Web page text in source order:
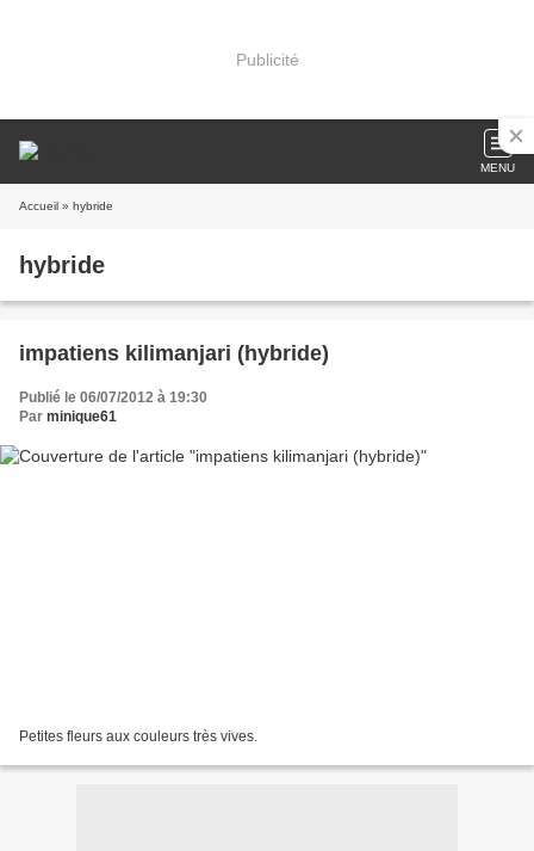
Publicité
MENU
Accueil » hybride
hybride
impatiens kilimanjari (hybride)
Publié le 06/07/2012 à 19:30
Par minique61
Petites fleurs aux couleurs très vives.